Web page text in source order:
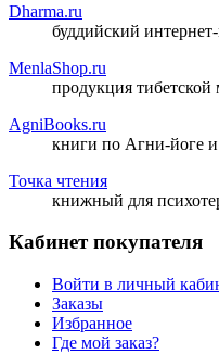
Dharma.ru
буддийский
MenlaShop.ru
продукция
AgniBooks.ru
книги по Агни-йоге
Точка чтения
книжный для
Кабинет покупателя
Войти в личный
Заказы
Избранное
Где мой заказ?